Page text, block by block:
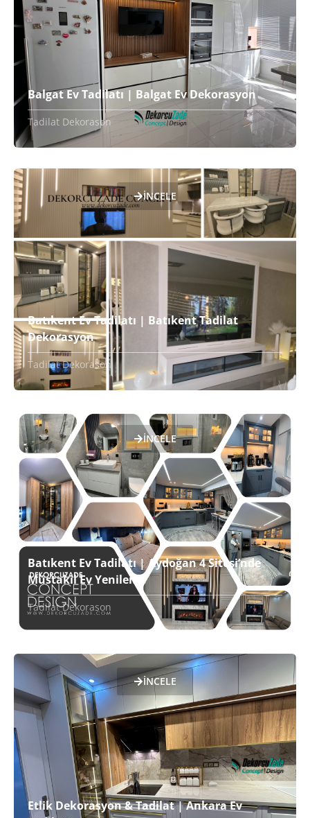
Balgat Ev Tadilatı | Balgat Ev Dekorasyon
Tadilat Dekorason
İNCELE
Batıkent Ev Tadilatı | Batıkent Tadilat
Dekorasyon
Tadilat Dekorason
İNCELE
Batıkent Ev Tadilatı | Aydoğan 4 Sitesi’nde
Müstakil Ev Yenileme
Tadilat Dekorason
İNCELE
Etlik Dekorasyon & Tadilat | Ankara Ev